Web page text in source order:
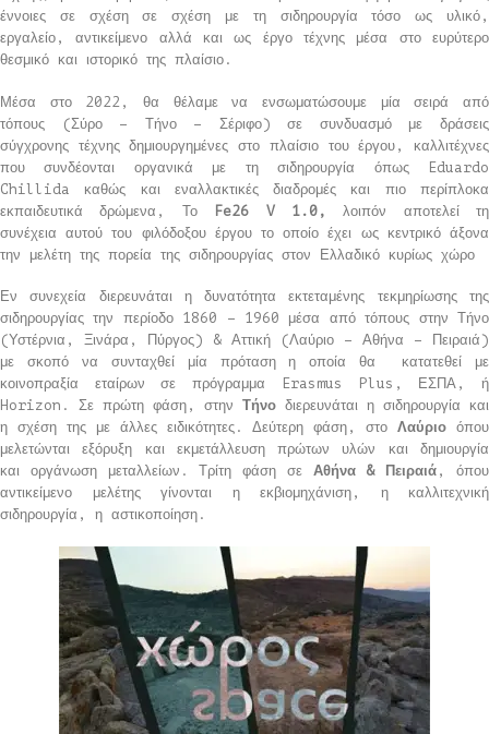
έννοιες σε σχέση σε σχέση με τη σιδηρουργία τόσο ως υλικό,
εργαλείο, αντικείμενο αλλά και ως έργο τέχνης μέσα στο ευρύτερο
θεσμικό και ιστορικό της πλαίσιο.
Μέσα στο 2022, θα θέλαμε να ενσωματώσουμε μία σειρά από
τόπους (Σύρο – Τήνο – Σέριφο) σε συνδυασμό με δράσεις
σύγχρονης τέχνης δημιουργημένες στο πλαίσιο του έργου, καλλιτέχνες
που συνδέονται οργανικά με τη σιδηρουργία όπως Eduardo
Chillida καθώς και εναλλακτικές διαδρομές και πιο περίπλοκα
εκπαιδευτικά δρώμενα, Το
Fe26 V 1.0,λοιπόν αποτελεί τη
συνέχεια αυτού του φιλόδοξου έργου το οποίο έχει ως κεντρικό άξονα
την μελέτη της πορεία της σιδηρουργίας στον Ελλαδικό κυρίως χώρο
Εν συνεχεία διερευνάται η δυνατότητα εκτεταμένης τεκμηρίωσης της
σιδηρουργίας την περίοδο 1860 – 1960 μέσα από τόπους στην Τήνο
(Υστέρνια, Ξινάρα, Πύργος) & Αττική (Λαύριο – Αθήνα – Πειραιά)
με σκοπό να συνταχθεί μία πρόταση η οποία θα κατατεθεί με
κοινοπραξία εταίρων σε πρόγραμμα Erasmus Plus, ΕΣΠΑ, ή
Horizon. Σε πρώτη φάση, στην Τήνο διερευνάται η σιδηρουργία και
η σχέση της με άλλες ειδικότητες. Δεύτερη φάση, στοΛαύριοόπου
μελετώνται εξόρυξη και εκμετάλλευση πρώτων υλών και δημιουργία
και οργάνωση μεταλλείων. Τρίτη φάση σε Αθήνα & Πειραιά , όπου
αντικείμενο μελέτης γίνονται η εκβιομηχάνιση, η καλλιτεχνική
σιδηρουργία, η αστικοποίηση.